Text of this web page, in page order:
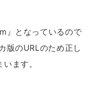
』となっているので
版のURLのため正し
ます。